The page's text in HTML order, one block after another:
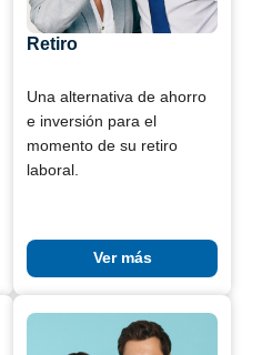
Retiro
Una alternativa de ahorro
e inversión para el
momento de su retiro
laboral.
Ver más